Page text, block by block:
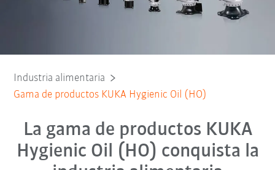
Industria alimentaria
Gama de productos KUKA Hygienic Oil (HO)
La gama de productos KUKA
Hygienic Oil (HO) conquista la